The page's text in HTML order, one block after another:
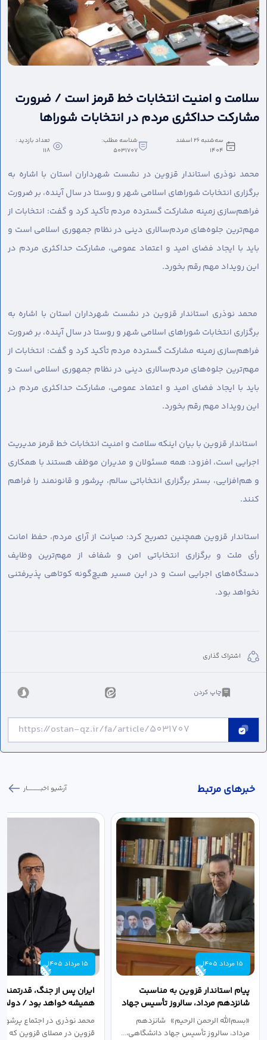
سلامت و امنیت انتخابات خط قرمز است / ضرورت
مشارکت حداکثری مردم در انتخابات شوراها
سه‌شنبه 26 اسفند
1404
شناسه مطلب:
5031707
تعداد بازدید :
118
محمد نوذری استاندار قزوین در نشست شهرداران استان با اشاره به
برگزاری انتخابات شوراهای اسلامی شهر و روستا در سال آینده، بر ضرورت
فراهم‌سازی زمینه مشارکت گسترده مردم تأکید کرد و گفت: انتخابات از
مهم‌ترین جلوه‌های مردم‌سالاری دینی در نظام جمهوری اسلامی است و
باید با ایجاد فضای امید و اعتماد عمومی، مشارکت حداکثری مردم در
این رویداد مهم رقم بخورد.
محمد نوذری استاندار قزوین در نشست شهرداران استان با اشاره به
برگزاری انتخابات شوراهای اسلامی شهر و روستا در سال آینده، بر ضرورت
فراهم‌سازی زمینه مشارکت گسترده مردم تأکید کرد و گفت: انتخابات از
مهم‌ترین جلوه‌های مردم‌سالاری دینی در نظام جمهوری اسلامی است و
باید با ایجاد فضای امید و اعتماد عمومی، مشارکت حداکثری مردم در
این رویداد مهم رقم بخورد.
استاندار قزوین با بیان اینکه سلامت و امنیت انتخابات خط قرمز مدیریت
اجرایی است، افزود: همه مسئولان و مدیران موظف هستند با همکاری
و هم‌افزایی، بستر برگزاری انتخاباتی سالم، پرشور و قانونمند را فراهم
کنند.
استاندار قزوین همچنین تصریح کرد: صیانت از آرای مردم، حفظ امانت
رأی ملت و برگزاری انتخاباتی امن و شفاف از مهم‌ترین وظایف
دستگاه‌های اجرایی است و در این مسیر هیچ‌گونه کوتاهی پذیرفتنی
نخواهد بود.
اشتراک گذاری
چاپ کردن
خبر‌های مرتبط آرشیو اخبـــــــــــار
15 مرداد 1405
پیام استاندار قزوین به مناسبت
شانزدهم مرداد، سالروز تأسیس جهاد
دانشگاهی
«بسم‌الله الرحمن الرحیم» شانزدهم
مرداد، سالروز تأسیس جهاد دانشگاهی،...
15 مرداد 1405
ایران پس از جنگ،
همیشه خواهد بود / دولت
نبرد اقتصادی،...
محمد نوذری در اجتماع
قزوین در مصلای قزوین که